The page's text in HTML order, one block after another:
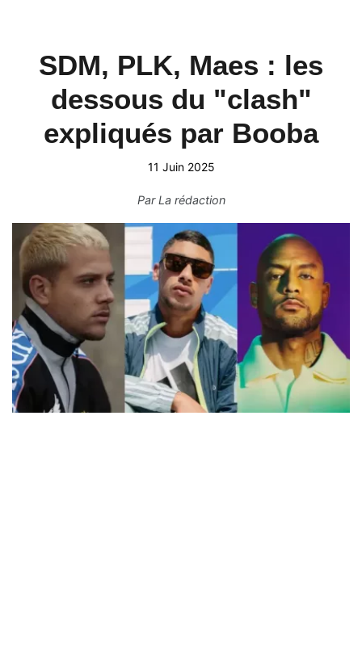
SDM, PLK, Maes : les
dessous du "clash"
expliqués par Booba
11 Juin 2025
ParLa rédaction